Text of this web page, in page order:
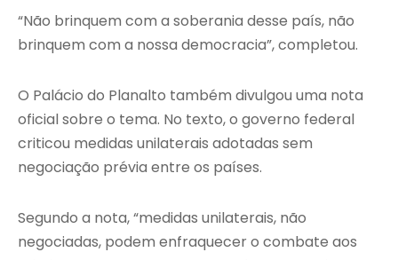
“Não brinquem com a soberania desse país, não
brinquem com a nossa democracia”, completou.
O Palácio do Planalto também divulgou uma nota
oficial sobre o tema. No texto, o governo federal
criticou medidas unilaterais adotadas sem
negociação prévia entre os países.
Segundo a nota, “medidas unilaterais, não
negociadas, podem enfraquecer o combate aos